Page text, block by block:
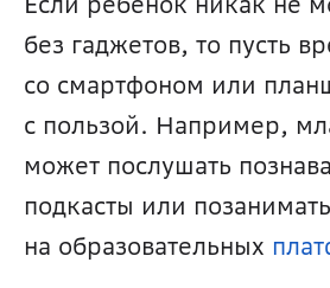
без гаджетов, то пусть
со смартфоном или
с пользой. Например,
может послушать
подкасты или
на образовательных